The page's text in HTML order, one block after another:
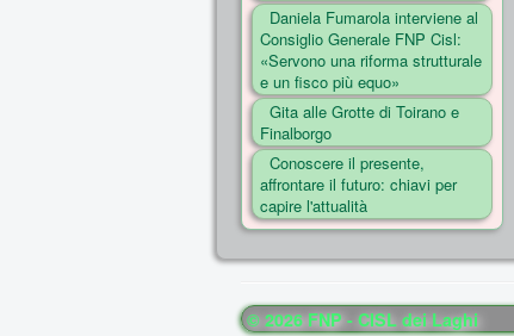
Daniela Fumarola interviene al
Consiglio Generale FNP Cisl:
«Servono una riforma strutturale
e un fisco più equo»
Gita alle Grotte di Toirano e
Finalborgo
Conoscere il presente,
affrontare il futuro: chiavi per
capire l'attualità
© 2026 FNP - CISL dei Laghi